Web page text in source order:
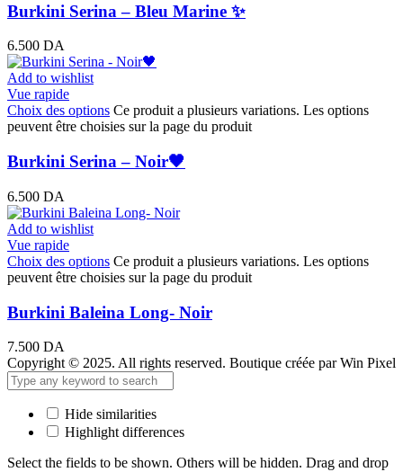
Burkini Serina – Bleu Marine ✨
6.500 DA
Add to wishlist
Vue rapide
Choix des options Ce produit a plusieurs variations. Les options
peuvent être choisies sur la page du produit
Burkini Serina – Noir🖤
6.500 DA
Add to wishlist
Vue rapide
Choix des options Ce produit a plusieurs variations. Les options
peuvent être choisies sur la page du produit
Burkini Baleina Long- Noir
7.500 DA
Copyright © 2025. All rights reserved. Boutique créée par Win Pixel
Hide similarities
Highlight differences
Select the fields to be shown. Others will be hidden. Drag and drop